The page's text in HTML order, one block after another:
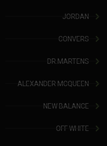
JORDAN
CONVERS
DR.MARTENS
ALEXANDER MCQUEEN
NEW BALANCE
OFF WHITE